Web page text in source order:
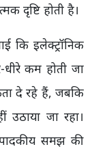
दृष्टि होती है।
कि इलेक्ट्रॉनिक
कम होती जा
दे रहे हैं, जबकि
जा रहा।
समझ की